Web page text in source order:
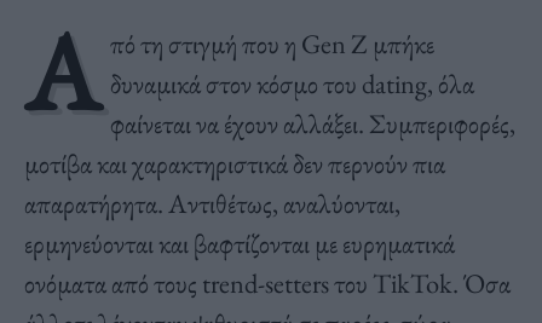
Α πό τη στιγμή που η Gen Z μπήκε
δυναμικά στον κόσμο του dating, όλα
φαίνεται να έχουν αλλάξει. Συμπεριφορές,
μοτίβα και χαρακτηριστικά δεν περνούν πια
απαρατήρητα. Αντιθέτως, αναλύονται,
ερμηνεύονται και βαφτίζονται με ευρηματικά
ονόματα από τους trend-setters του TikTok. Όσα